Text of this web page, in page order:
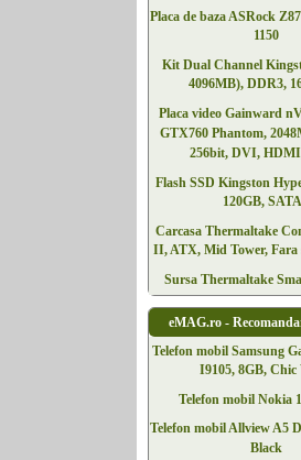
Placa de baza ASRock
1150
Kit Dual Channel
4096MB), DDR3,
Placa video Gainward
GTX760 Phantom,
256bit, DVI,
Flash SSD Kingston
120GB,
Carcasa Thermaltake
II, ATX, Mid Tower, Fara
Sursa Thermaltake
eMAG.ro -
Telefon mobil Samsung
I9105, 8GB,
Telefon mobil Nokia
Telefon mobil Allview A5
Black